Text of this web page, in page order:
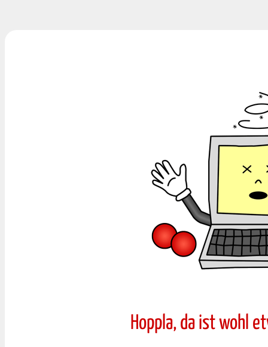
Hoppla, da ist wohl